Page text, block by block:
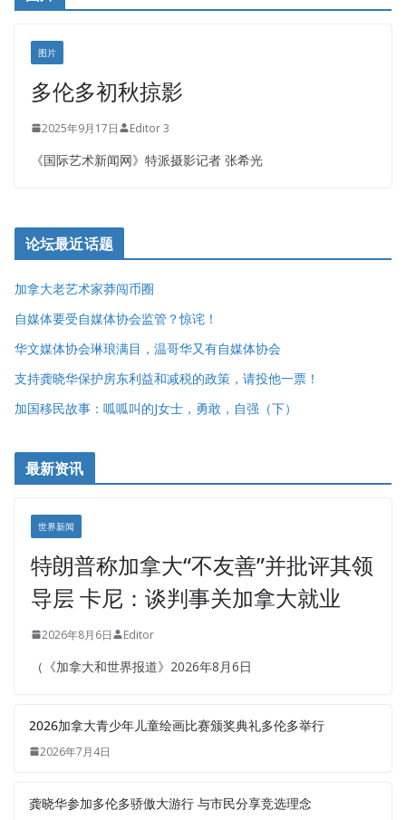
盛达资本
正点印艺设计
图片
多伦多初秋掠影
2025年9月17日 Editor 3
《国际艺术新闻网》特派摄影记者 张希光
论坛最近话题
加拿大老艺术家莽闯币圈
自媒体要受自媒体协会监管？惊诧！
华文媒体协会琳琅满目，温哥华又有自媒体协会
支持龚晓华保护房东利益和减税的政策，请投他一票！
加国移民故事：呱呱叫的J女士，勇敢，自强（下）
最新资讯
世界新闻
特朗普称加拿大“不友善”并批评其领
导层 卡尼：谈判事关加拿大就业
2026年8月6日 Editor
（《加拿大和世界报道》2026年8月6日
2026加拿大青少年儿童绘画比赛颁奖典礼多伦多举行
2026年7月4日
龚晓华参加多伦多骄傲大游行 与市民分享竞选理念